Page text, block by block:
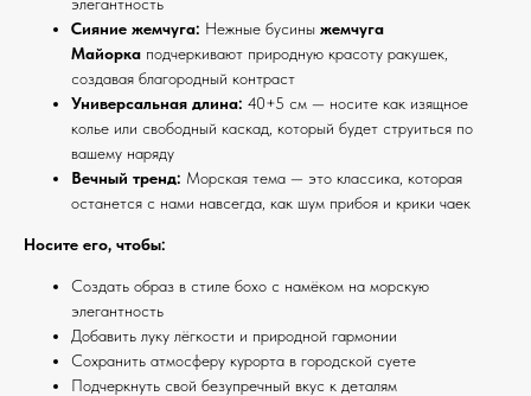
Сияние жемчуга: Нежные бусины жемчуга
Майорка подчеркивают природную красоту ракушек,
создавая благородный контраст
Универсальная длина: 40+5 см — носите как изящное
колье или свободный каскад, который будет струиться по
вашему наряду
Вечный тренд: Морская тема — это классика, которая
останется с нами навсегда, как шум прибоя и крики чаек
Носите его, чтобы:
Создать образ в стиле бохо с намёком на морскую
элегантность
Добавить луку лёгкости и природной гармонии
Сохранить атмосферу курорта в городской суете
Подчеркнуть свой безупречный вкус к деталям